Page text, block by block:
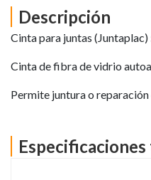
Descripción
Cinta para juntas
Cinta de fibra de vidrio
Permite juntura o
Especificaciones